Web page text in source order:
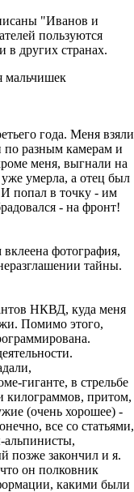
"Иванов и
пользуются
в других странах.
мальчишек
года. Меня взяли
по разным камерам и
меня, выгнали на
умерла, а отец был
И попал в точку - им
- на фронт!
фотография,
тайны.
НКВД, куда меня
Помимо этого,
гиганте, в стрельбе
килограммов, притом,
(очень хорошее) -
все со статьями,
альпинисты,
позже закончил и я.
он полковник
какими были